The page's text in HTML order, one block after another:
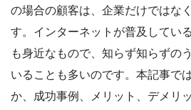
の場合の顧客は、企業だけではな
す。インターネットが普及してい
も身近なもので、知らず知らずの
いることも多いのです。本記事で
か、成功事例、メリット、デメリ